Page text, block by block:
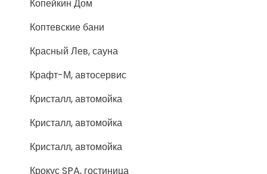
Копейкин Дом
Коптевские бани
Красный Лев, сауна
Крафт-М, автосервис
Кристалл, автомойка
Кристалл, автомойка
Кристалл, автомойка
Крокус SPA, гостиница